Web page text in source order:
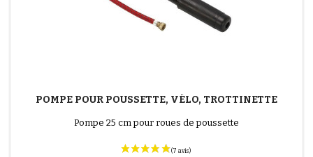
POMPE POUR POUSSETTE, VÉLO, TROTTINETTE
Pompe 25 cm pour roues de poussette